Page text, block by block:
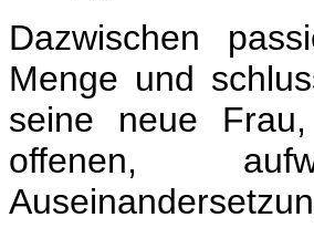
Dazwischen
Menge und
seine neue
offenen,